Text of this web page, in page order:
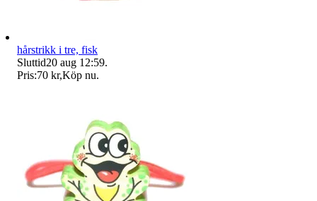
hårstrikk i tre, fisk
Sluttid20 aug 12:59.
Pris:70 kr,Köp nu.